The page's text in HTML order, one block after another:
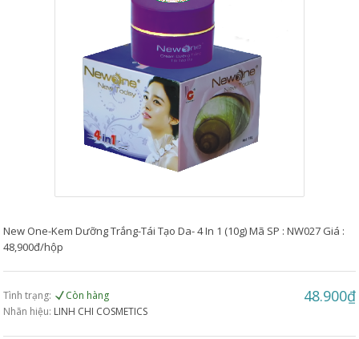
New One-Kem Dưỡng Trắng-Tái Tạo Da- 4 In 1 (10g) Mã SP : NW027 Giá :
48,900đ/hộp
Tình trạng:
Còn hàng
Nhãn hiệu: LINH CHI COSMETICS
48.900₫